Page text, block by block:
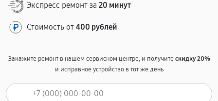
Экспресс ремонт за 20 минут
Стоимость от 400 рублей
Закажите ремонт в нашем сервисном центре, и получитескидку 20%
и исправное устройство в тот же день